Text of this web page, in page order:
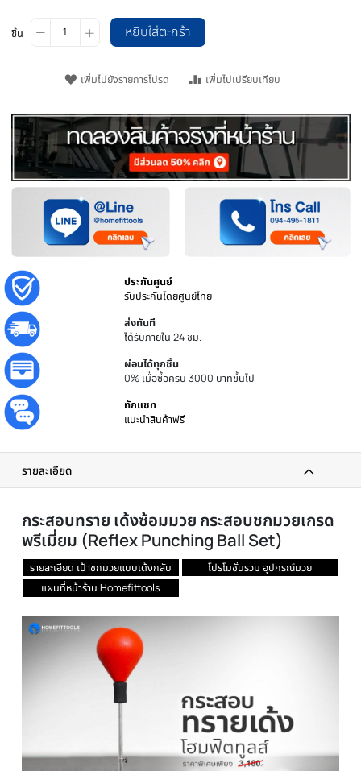
เป็นคนแรกที่รีวิวสินค้านี้
ชิ้น หยิบใส่ตะกร้า
เพิ่มไปยังรายการโปรด เพิ่มไปเปรียบเทียบ
ประกันศูนย์
รับประกันโดยศูนย์ไทย
ส่งทันที
0% เมื่อซื้อครบ 3000 บาทขึ้นไป
ทักแชท
แนะนำสินค้าฟรี
รายละเอียด
กระสอบทราย เด้งซ้อมมวย กระสอบชกมวยเก
พรีเมี่ยม (Reflex Punching Ball Set)
รายละเอียด เป้าชกมวยแบบเด้งกลับ โปรโมชั่นรวม อุปกรณ์มวย
แผนที่หน้าร้าน Homefittools